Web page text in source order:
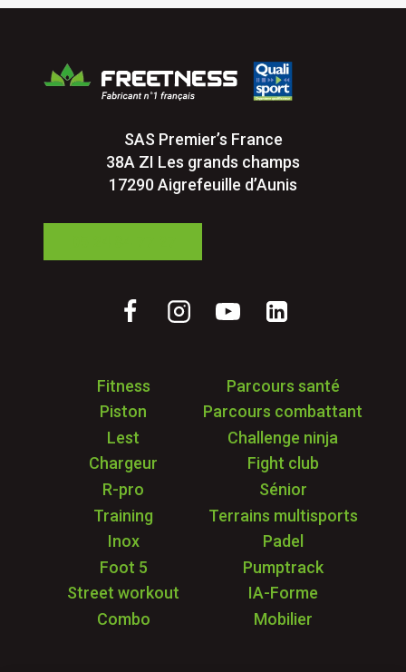
SAS Premier’s France
38A ZI Les grands champs
17290 Aigrefeuille d’Aunis
Fitness
Parcours santé
Piston
Parcours combattant
Lest
Challenge ninja
Chargeur
Fight club
R-pro
Sénior
Training
Terrains multisports
Inox
Padel
Foot 5
Pumptrack
Street workout
IA-Forme
Combo
Mobilier